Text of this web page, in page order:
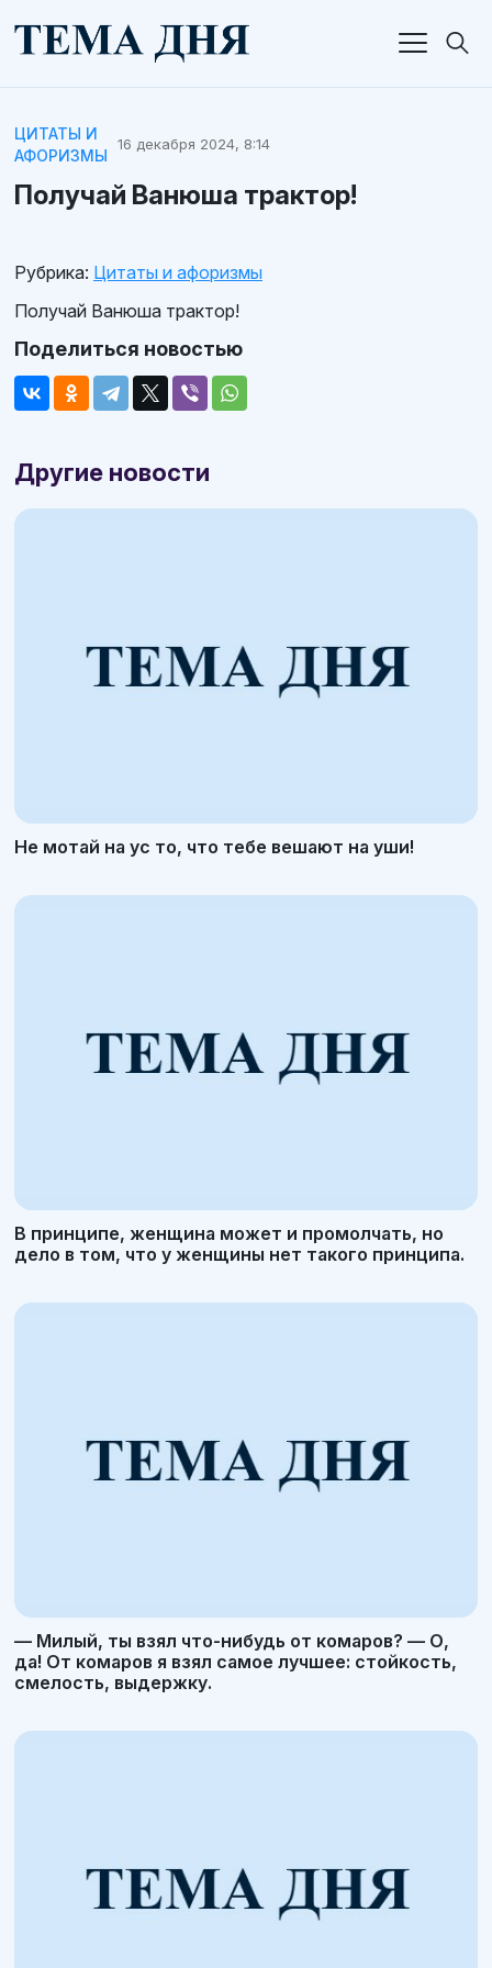
ЦИТАТЫ И
АФОРИЗМЫ
16 декабря 2024, 8:14
Получай Ванюша трактор!
Рубрика: Цитаты и афоризмы
Получай Ванюша трактор!
Поделиться новостью
Другие новости
Не мотай на ус то, что тебе вешают на уши!
В принципе, женщина может и промолчать, но
дело в том, что у женщины нет такого принципа.
— Милый, ты взял что-нибудь от комаров? — О,
да! От комаров я взял самое лучшее: стойкость,
смелость, выдержку.